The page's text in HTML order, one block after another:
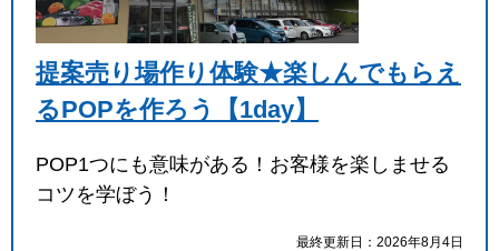
提案売り場作り体験★楽しんでもらえ
るPOPを作ろう【1day】
POP1つにも意味がある！お客様を楽しませる
コツを学ぼう！
最終更新日：2026年8月4日